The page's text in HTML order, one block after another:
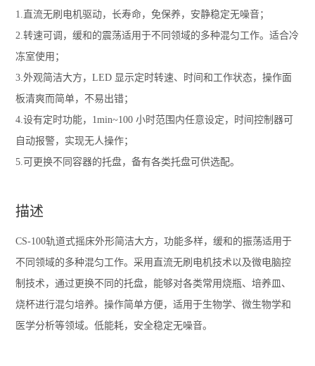
1.直流无刷电机驱动，长寿命，免保养，安静稳定无噪音；
2.转速可调，缓和的震荡适用于不同领域的多种混匀工作。适合冷
冻室使用；
3.外观简洁大方，LED 显示定时转速、时间和工作状态，操作面
板清爽而简单，不易出错；
4.设有定时功能，1min~100 小时范围内任意设定，时间控制器可
自动报警，实现无人操作；
5.可更换不同容器的托盘，备有各类托盘可供选配。
描述
CS-100轨道式摇床外形简洁大方，功能多样，缓和的振荡适用于
不同领域的多种混匀工作。采用直流无刷电机技术以及微电脑控
制技术，通过更换不同的托盘，能够对各类常用烧瓶、培养皿、
烧杯进行混匀培养。操作简单方便，适用于生物学、微生物学和
医学分析等领域。低能耗，安全稳定无噪音。